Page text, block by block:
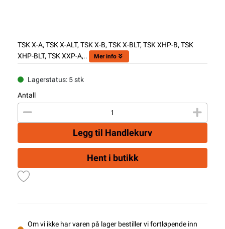
TSK X-A, TSK X-ALT, TSK X-B, TSK X-BLT, TSK XHP-B, TSK
XHP-BLT, TSK XXP-A,..
Mer info
Lagerstatus: 5 stk
Antall
Legg til Handlekurv
Hent i butikk
Om vi ikke har varen på lager bestiller vi fortløpende inn